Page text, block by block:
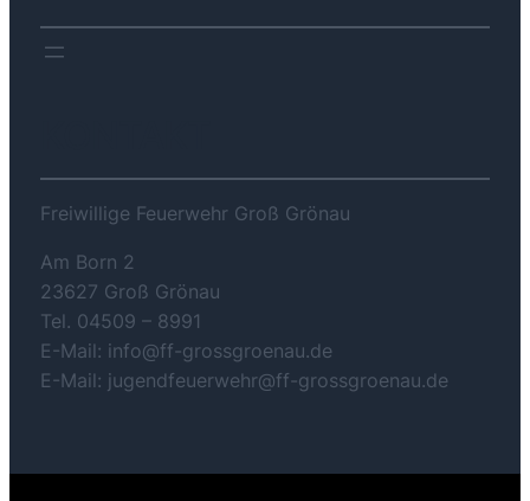
Freiwillige Feuerwehr Groß Grönau
Am Born 2
23627 Groß Grönau
Tel. 04509 – 8991
E-Mail: info@ff-grossgroenau.de
E-Mail: jugendfeuerwehr@ff-grossgroenau.de